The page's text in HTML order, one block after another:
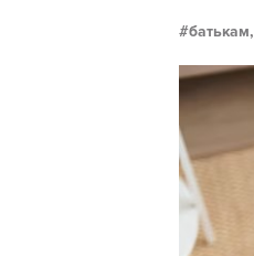
батькам,